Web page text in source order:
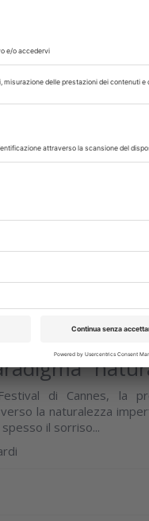
2026
medicina
verso una
la categoria a una
sul benessere
dal
di Cannes, la
la naturalezza
il sorriso...